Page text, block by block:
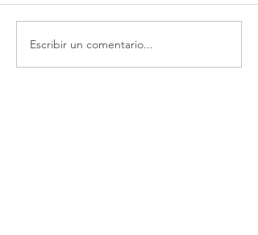
Escribir un comentario...